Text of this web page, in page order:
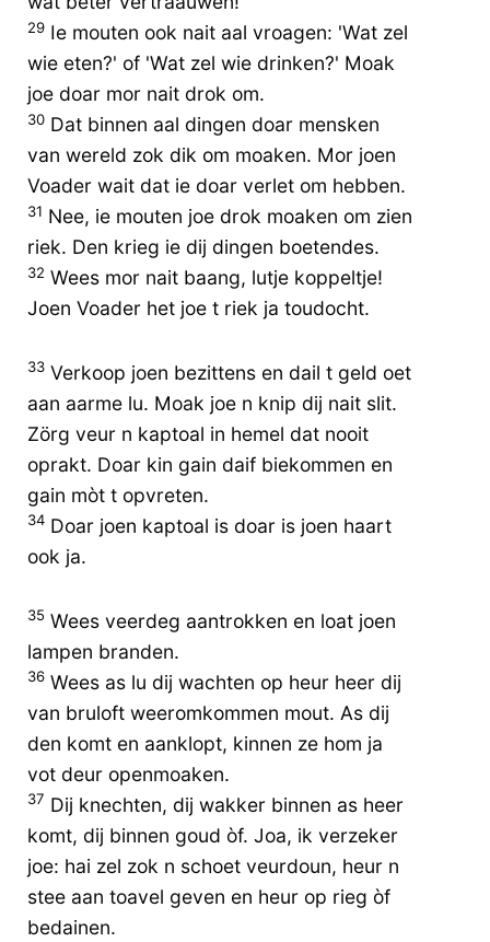
29 Ie mouten ook nait aal vroagen: 'Wat zel
wie eten?' of 'Wat zel wie drinken?' Moak
joe doar mor nait drok om.
30 Dat binnen aal dingen doar mensken
van wereld zok dik om moaken. Mor joen
Voader wait dat ie doar verlet om hebben.
31 Nee, ie mouten joe drok moaken om zien
riek. Den krieg ie dij dingen boetendes.
32 Wees mor nait baang, lutje koppeltje!
Joen Voader het joe t riek ja toudocht.
33 Verkoop joen bezittens en dail t geld oet
aan aarme lu. Moak joe n knip dij nait slit.
Zörg veur n kaptoal in hemel dat nooit
oprakt. Doar kin gain daif biekommen en
gain mòt t opvreten.
34 Doar joen kaptoal is doar is joen haart
ook ja.
35 Wees veerdeg aantrokken en loat joen
lampen branden.
36 Wees as lu dij wachten op heur heer dij
van bruloft weeromkommen mout. As dij
den komt en aanklopt, kinnen ze hom ja
vot deur openmoaken.
37 Dij knechten, dij wakker binnen as heer
komt, dij binnen goud òf. Joa, ik verzeker
joe: hai zel zok n schoet veurdoun, heur n
stee aan toavel geven en heur op rieg òf
bedainen.